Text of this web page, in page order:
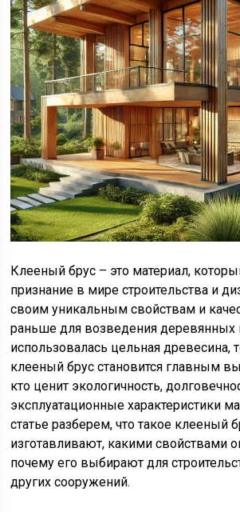
Клееный брус – это материал,
признание в мире строительства и
своим уникальным свойствам и
раньше для возведения деревянных
использовалась цельная древесина,
клееный брус становится главным
кто ценит экологичность,
эксплуатационные характеристики
статье разберем, что такое клееный
изготавливают, какими свойствами
почему его выбирают для
других сооружений.